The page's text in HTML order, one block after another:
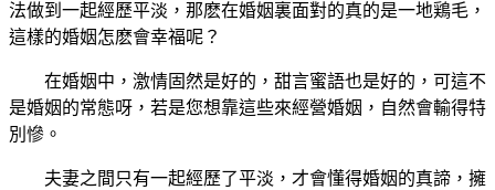
法做到一起經歷平淡，那麽在婚姻裏面對的真的是一地鶏毛，
這樣的婚姻怎麽會幸福呢？
在婚姻中，激情固然是好的，甜言蜜語也是好的，可這不
是婚姻的常態呀，若是您想靠這些來經營婚姻，自然會輸得特
別慘。
夫妻之間只有一起經歷了平淡，才會懂得婚姻的真諦，擁